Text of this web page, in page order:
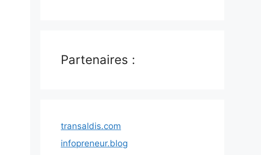
Partenaires :
transaldis.com
infopreneur.blog